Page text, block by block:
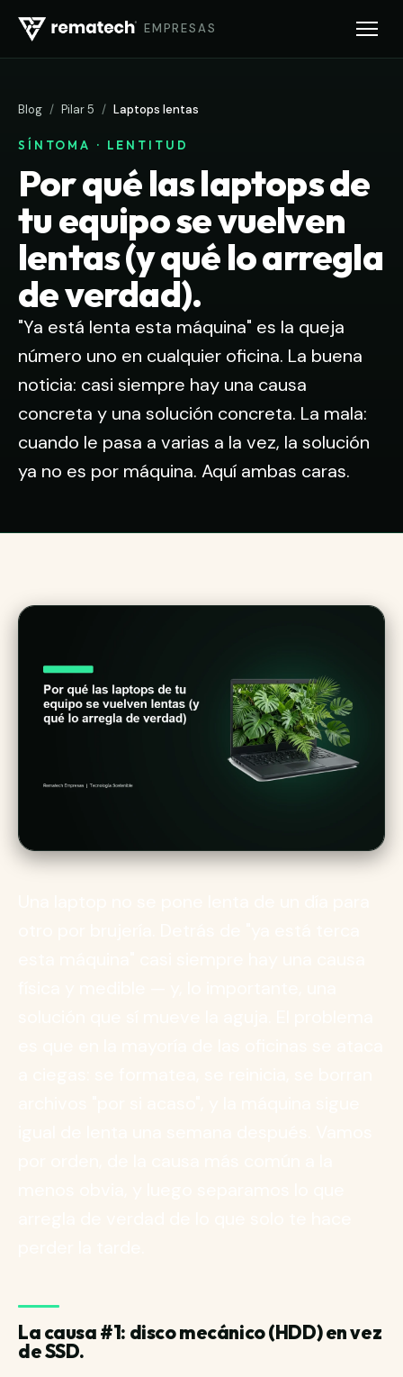
EMPRESAS
Blog / Pilar 5 / Laptops lentas
SÍNTOMA · LENTITUD
Por qué las laptops de
tu equipo se vuelven
lentas (y qué lo arregla
de verdad).
"Ya está lenta esta máquina" es la queja
número uno en cualquier oficina. La buena
noticia: casi siempre hay una causa
concreta y una solución concreta. La mala:
cuando le pasa a varias a la vez, la solución
ya no es por máquina. Aquí ambas caras.
La causa #1: disco mecánico (HDD) en vez
de SSD.